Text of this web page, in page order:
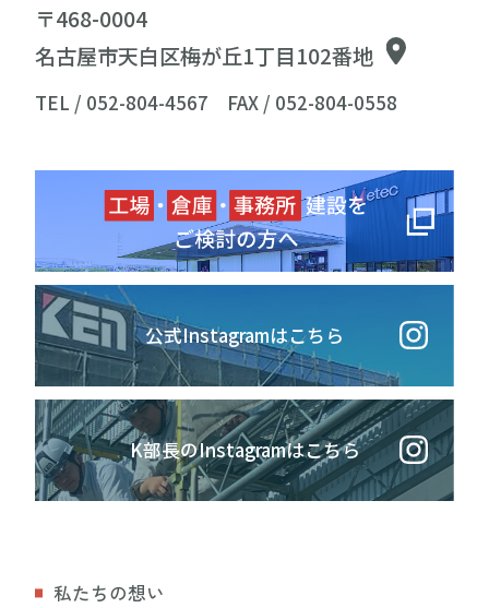
〒468-0004
名古屋市天白区梅が丘1丁目102番地
TEL / 052-804-4567 FAX / 052-804-0558
公式Instagramはこちら
K部長のInstagramはこちら
私たちの想い